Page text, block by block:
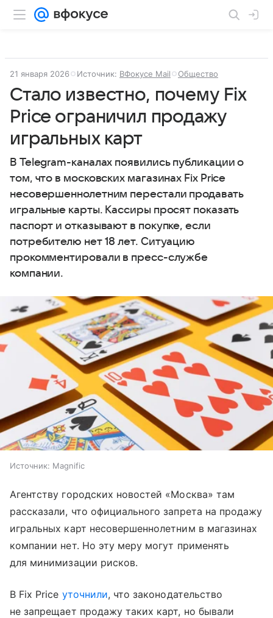
21 января 2026 Источник: ВФокусе Mail Общество
Стало известно, почему Fix
Price ограничил продажу
игральных карт
В Telegram-каналах появились публикации о
том, что в московских магазинах Fix Price
несовершеннолетним перестали продавать
игральные карты. Кассиры просят показать
паспорт и отказывают в покупке, если
потребителю нет 18 лет. Ситуацию
прокомментировали в пресс-службе
компании.
Источник: Magnific
Агентству городских новостей «Москва» там
рассказали, что официального запрета на продажу
игральных карт несовершеннолетним в магазинах
компании нет. Но эту меру могут применять
для минимизации рисков.
В Fix Price уточнили, что законодательство
не запрещает продажу таких карт, но бывали